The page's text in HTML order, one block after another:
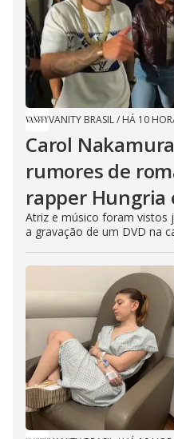
VANITY BRASIL/ HÁ 10
Carol
rumores de
rapper Hungria
Atriz e músico foram vistos
a gravação de um DVD na